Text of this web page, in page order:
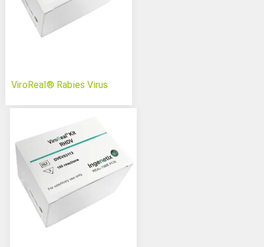
ViroReal® Rabies Virus